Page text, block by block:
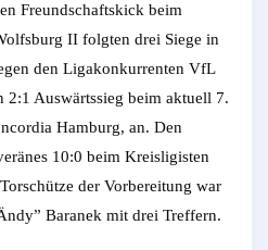
Freundschaftskick beim
II folgten drei Siege in
den Ligakonkurrenten VfL
2:1 Auswärtssieg beim aktuell 7.
Hamburg, an. Den
10:0 beim Kreisligisten
der Vorbereitung war
Baranek mit drei Treffern.